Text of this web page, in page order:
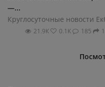
—...
Круглосуточные новости
21.9К 0.1К 185